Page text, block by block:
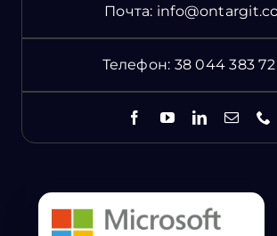
Почта:
Телефон: 38 044 383